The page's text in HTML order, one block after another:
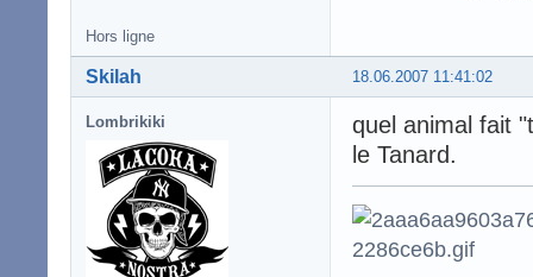
Hors ligne
18.06.2007 11:41:02
Skilah
Lombrikiki
quel animal fait
le Tanard.